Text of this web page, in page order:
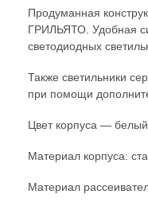
Продуманная
ГРИЛЬЯТО. Удобная
светодиодных
Также светильники
при помощи
Цвет корпуса — белый.
Материал корпуса:
Материал